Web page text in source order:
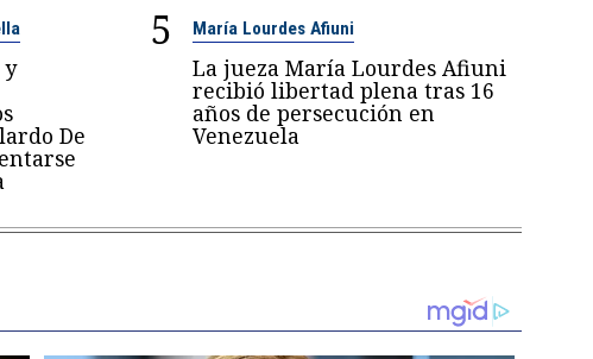
y
De
5 María Lourdes Afiuni
La jueza María Lourdes Afiuni
recibió libertad plena tras 16
años de persecución en
Venezuela